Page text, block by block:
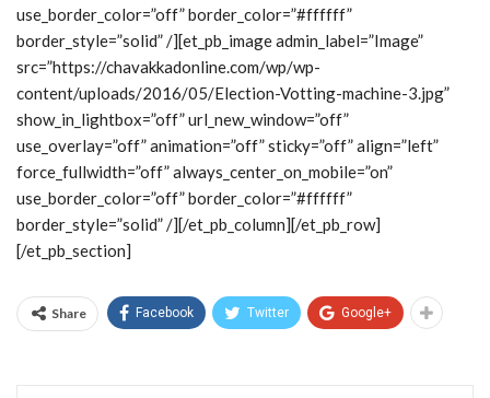
use_border_color=”off” border_color=”#ffffff”
border_style=”solid” /][et_pb_image admin_label=”Image”
src=”https://chavakkadonline.com/wp/wp-
content/uploads/2016/05/Election-Votting-machine-3.jpg”
show_in_lightbox=”off” url_new_window=”off”
use_overlay=”off” animation=”off” sticky=”off” align=”left”
force_fullwidth=”off” always_center_on_mobile=”on”
use_border_color=”off” border_color=”#ffffff”
border_style=”solid” /][/et_pb_column][/et_pb_row]
[/et_pb_section]
Share Facebook Twitter Google+